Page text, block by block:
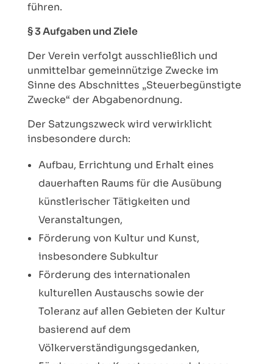
führen.
§ 3 Aufgaben und Ziele
Der Verein verfolgt ausschließlich und
unmittelbar gemeinnützige Zwecke im
Sinne des Abschnittes „Steuerbegünstigte
Zwecke“ der Abgabenordnung.
Der Satzungszweck wird verwirklicht
insbesondere durch:
Aufbau, Errichtung und Erhalt eines
dauerhaften Raums für die Ausübung
künstlerischer Tätigkeiten und
Veranstaltungen,
Förderung von Kultur und Kunst,
insbesondere Subkultur
Förderung des internationalen
kulturellen Austauschs sowie der
Toleranz auf allen Gebieten der Kultur
basierend auf dem
Völkerverständigungsgedanken,